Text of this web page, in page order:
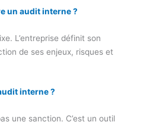
un audit interne ?
L’entreprise définit son
de ses enjeux, risques et
interne ?
une sanction. C’est un outil